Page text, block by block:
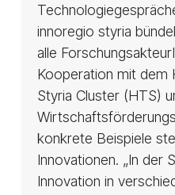
innoregio styria
alle
Kooperation mit dem
Styria Cluster (HTS)
konkrete Beispiele
Innovationen. „In der
Innovation in